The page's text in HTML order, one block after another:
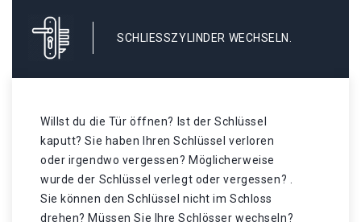
SCHLIESSZYLINDER WECHSELN.
Willst du die Tür öffnen? Ist der Schlüssel
kaputt? Sie haben Ihren Schlüssel verloren
oder irgendwo vergessen? Möglicherweise
wurde der Schlüssel verlegt oder vergessen? .
Sie können den Schlüssel nicht im Schloss
drehen? Müssen Sie Ihre Schlösser wechseln?